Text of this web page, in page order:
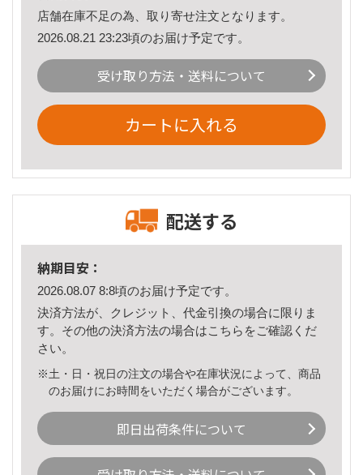
店舗在庫不足の為、取り寄せ注文となります。
2026.08.21 23:23頃のお届け予定です。
受け取り方法・送料について
カートに入れる
配送する
納期目安：
2026.08.07 8:8頃のお届け予定です。
決済方法が、クレジット、代金引換の場合に限りま
す。その他の決済方法の場合はこちら をご確認くだ
さい。
※土・日・祝日の注文の場合や在庫状況によって、商品
のお届けにお時間をいただく場合がございます。
即日出荷条件について